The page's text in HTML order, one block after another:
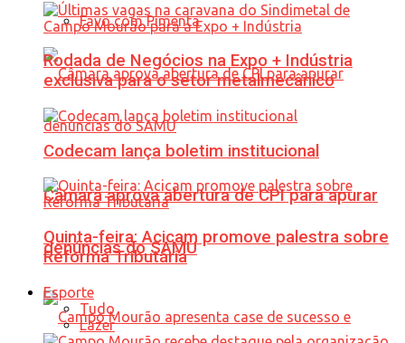
Favo com Pimenta
Câmara aprova abertura de CPI para apurar
denúncias do SAMU
Rodada de Negócios na Expo + Indústria
exclusiva para o setor metalmecânico
Codecam lança boletim institucional
Quinta-feira: Acicam promove palestra sobre
Reforma Tributária
Esporte
Tudo
Lazer